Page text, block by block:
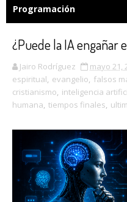
Programación
¿Puede la IA engañar
Jairo Rodríguez mayo 21,
espiritual, evangelio, falsos
cristianismo, inteligencia
humana, tiempos finales,